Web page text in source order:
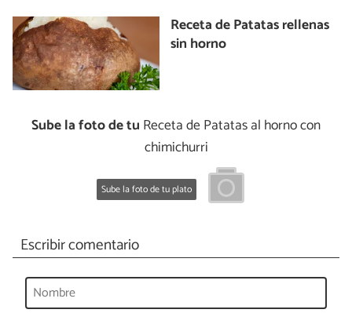
Receta de Patatas rellenas
sin horno
Sube la foto de tu Receta de Patatas al horno con
chimichurri
Sube la foto de tu plato
Escribir comentario